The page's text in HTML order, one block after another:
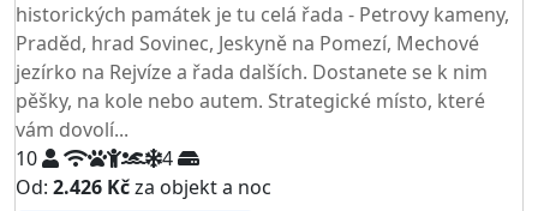
historických památek je tu celá řada - Petrovy kameny,
Praděd, hrad Sovinec, Jeskyně na Pomezí, Mechové
jezírko na Rejvíze a řada dalších. Dostanete se k nim
pěšky, na kole nebo autem. Strategické místo, které
vám dovolí...
10
4
Od: 2.426 Kčza objekt a noc